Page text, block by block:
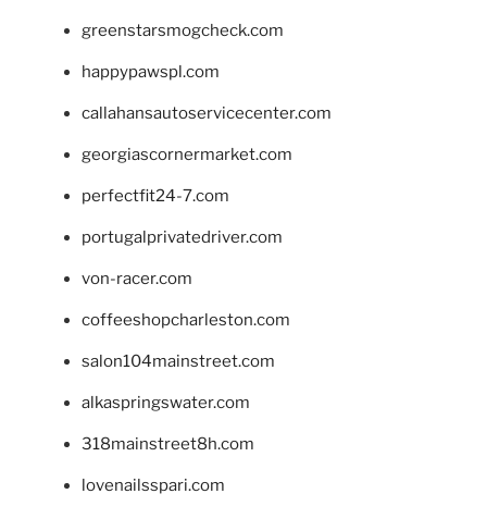
greenstarsmogcheck.com
happypawspl.com
callahansautoservicecenter.com
georgiascornermarket.com
perfectfit24-7.com
portugalprivatedriver.com
von-racer.com
coffeeshopcharleston.com
salon104mainstreet.com
alkaspringswater.com
318mainstreet8h.com
lovenailsspari.com